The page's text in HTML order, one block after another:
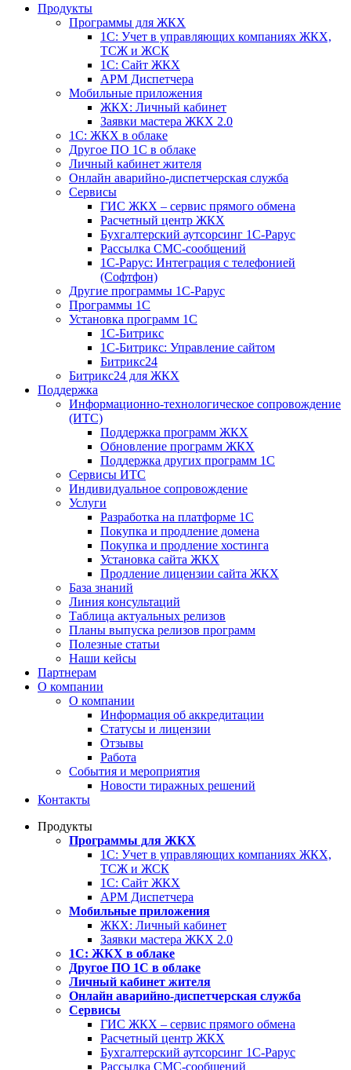
Продукты
Программы для ЖКХ
1С: Учет в управляющих компаниях ЖКХ,
ТСЖ и ЖСК
1С: Сайт ЖКХ
АРМ Диспетчера
Мобильные приложения
ЖКХ: Личный кабинет
Заявки мастера ЖКХ 2.0
1С: ЖКХ в облаке
Другое ПО 1С в облаке
Личный кабинет жителя
Онлайн аварийно-диспетчерская служба
Сервисы
ГИС ЖКХ – сервис прямого обмена
Расчетный центр ЖКХ
Бухгалтерский аутсорсинг 1С-Рарус
Рассылка СМС-сообщений
1С-Рарус: Интеграция с телефонией
(Софтфон)
Другие программы 1С-Рарус
Программы 1С
Установка программ 1С
1С-Битрикс
1С-Битрикс: Управление сайтом
Битрикс24
Битрикс24 для ЖКХ
Поддержка
Информационно-технологическое сопровождение
(ИТС)
Поддержка программ ЖКХ
Обновление программ ЖКХ
Поддержка других программ 1С
Сервисы ИТС
Индивидуальное сопровождение
Услуги
Разработка на платформе 1С
Покупка и продление домена
Покупка и продление хостинга
Установка сайта ЖКХ
Продление лицензии сайта ЖКХ
База знаний
Линия консультаций
Таблица актуальных релизов
Планы выпуска релизов программ
Полезные статьи
Наши кейсы
Партнерам
О компании
О компании
Информация об аккредитации
Статусы и лицензии
Отзывы
Работа
События и мероприятия
Новости тиражных решений
Контакты
Продукты
Программы для ЖКХ
1С: Учет в управляющих компаниях ЖКХ,
ТСЖ и ЖСК
1С: Сайт ЖКХ
АРМ Диспетчера
Мобильные приложения
ЖКХ: Личный кабинет
Заявки мастера ЖКХ 2.0
1С: ЖКХ в облаке
Другое ПО 1С в облаке
Личный кабинет жителя
Онлайн аварийно-диспетчерская служба
Сервисы
ГИС ЖКХ – сервис прямого обмена
Расчетный центр ЖКХ
Бухгалтерский аутсорсинг 1С-Рарус
Рассылка СМС-сообщений